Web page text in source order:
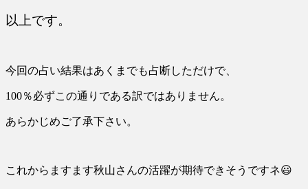
以上です。
今回の占い結果はあくまでも占断しただけで、
100％必ずこの通りである訳ではありません。
あらかじめご了承下さい。
これからますます秋山さんの活躍が期待できそうですネ😃